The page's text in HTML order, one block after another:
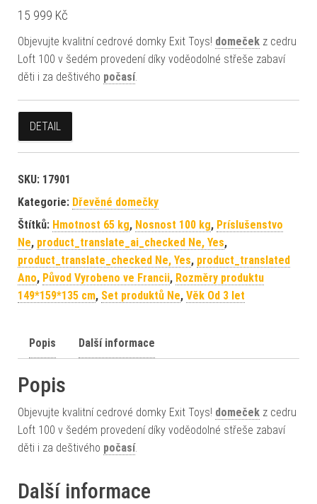
15 999 Kč
Objevujte kvalitní cedrové domky Exit Toys! domeček z cedru
Loft 100 v šedém provedení díky voděodolné střeše zabaví
děti i za deštivého počasí.
DETAIL
SKU: 17901
Kategorie: Dřevěné domečky
Štítků: Hmotnost 65 kg, Nosnost 100 kg, Príslušenstvo
Ne, product_translate_ai_checked Ne, Yes,
product_translate_checked Ne, Yes, product_translated
Ano, Původ Vyrobeno ve Francii, Rozměry produktu
149*159*135 cm, Set produktů Ne, Věk Od 3 let
Popis Další informace
Popis
Objevujte kvalitní cedrové domky Exit Toys! domeček z cedru
Loft 100 v šedém provedení díky voděodolné střeše zabaví
děti i za deštivého počasí.
Další informace